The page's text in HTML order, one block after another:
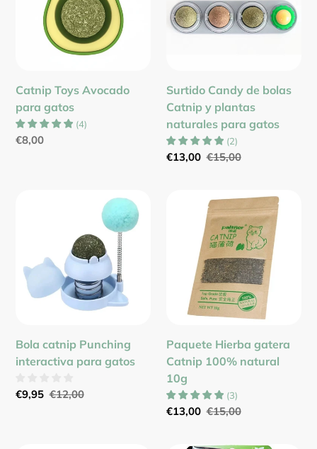
gatos
Catnip Toys Avocado
para gatos
(4)
Precio
€8,00
Catnip
y
gatos
Surtido Candy de bolas
Catnip y plantas
naturales para gatos
(2)
Precio
€13,00 Precio
€15,00
interactiva
para
gatos
Bola catnip Punching
interactiva para gatos
Precio
€9,95 Precio
€12,00
Paquete
Catnip
100%
natural
Paquete Hierba gatera
Catnip 100% natural
10g
(3)
Precio
venta
€13,00 Precio
€15,00